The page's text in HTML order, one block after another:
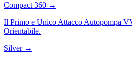
Compact 360 →
Il Primo e Unico Attacco Autopompa
Orientabile.
Silver →